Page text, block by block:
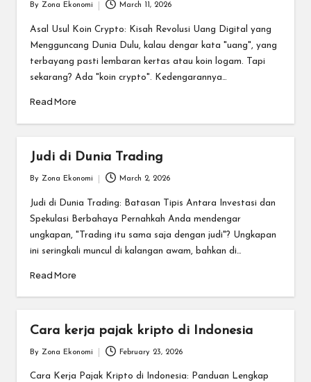
by
By Zona Ekonomi March 11, 2026
Asal Usul Koin Crypto: Kisah Revolusi Uang Digital yang
Mengguncang Dunia Dulu, kalau dengar kata "uang", yang
terbayang pasti lembaran kertas atau koin logam. Tapi
sekarang? Ada "koin crypto". Kedengarannya…
Read More
Judi di Dunia Trading
by
By Zona Ekonomi March 2, 2026
Judi di Dunia Trading: Batasan Tipis Antara Investasi dan
Spekulasi Berbahaya Pernahkah Anda mendengar
ungkapan, "Trading itu sama saja dengan judi"? Ungkapan
ini seringkali muncul di kalangan awam, bahkan di…
Read More
Cara kerja pajak kripto di Indonesia
Posted
by
By Zona Ekonomi February 23, 2026
Cara Kerja Pajak Kripto di Indonesia: Panduan Lengkap